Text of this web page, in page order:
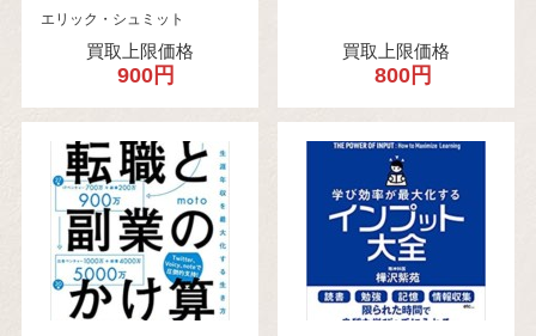
エリック・シュミット
買取上限価格
900円
買取上限価格
800円